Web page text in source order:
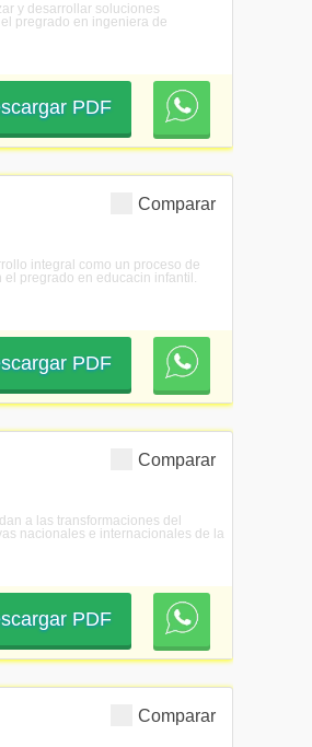
y desarrollar soluciones
pregrado en ingeniera de
PDF
Comparar
integral como un proceso de
pregrado en educacin infantil.
PDF
Comparar
a las transformaciones del
nacionales e internacionales de la
PDF
Comparar